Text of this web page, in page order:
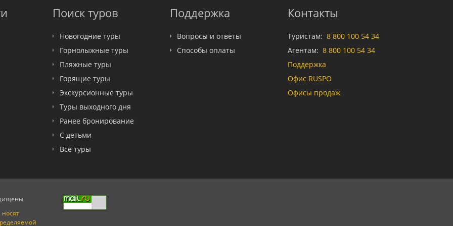
Поиск туров
Новогодние туры
Горнолыжные туры
Пляжные туры
Горящие туры
Экскурсионные туры
Туры выходного дня
Ранее бронирование
С детьми
Все туры
Поддержка
Вопросы и ответы
Способы оплаты
Контакты
Туристам: 8 800 100 54 34
Агентам: 8 800 100 54 34
Поддержка
Офис RUSPO
Офисы продаж